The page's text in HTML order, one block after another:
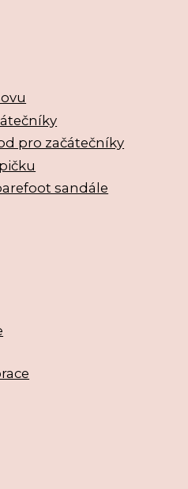
pro začátečníky
sandále